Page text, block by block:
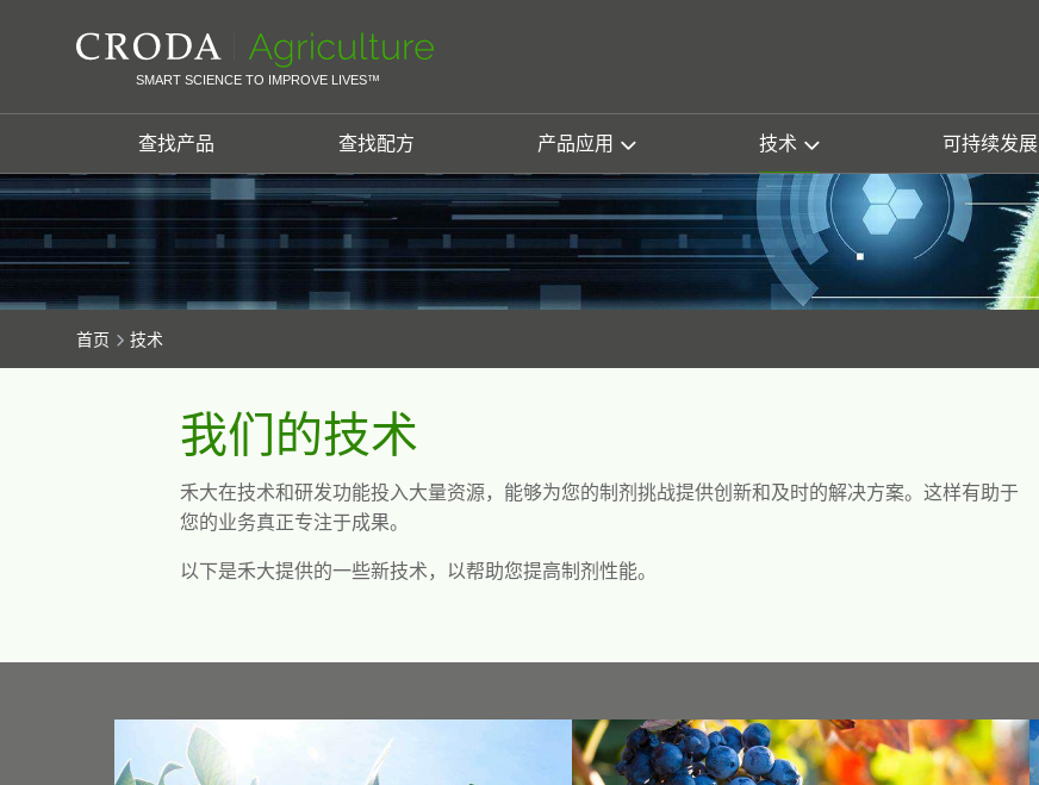
SMART SCIENCE TO IMPROVE LIVES™
查找产品 查找配方 产品应用 技术 可持续发展
首页 技术
我们的技术
禾大在技术和研发功能投入大量资源，能够为您的制剂挑战提供创新和及时的解决方案。这样有助于
您的业务真正专注于成果。
以下是禾大提供的一些新技术，以帮助您提高制剂性能。